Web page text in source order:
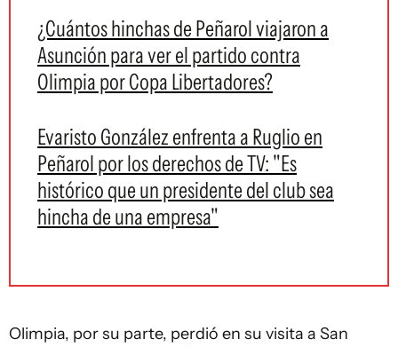
¿Cuántos hinchas de Peñarol viajaron a
Asunción para ver el partido contra
Olimpia por Copa Libertadores?
Evaristo González enfrenta a Ruglio en
Peñarol por los derechos de TV: "Es
histórico que un presidente del club sea
hincha de una empresa"
Olimpia, por su parte, perdió en su visita a San